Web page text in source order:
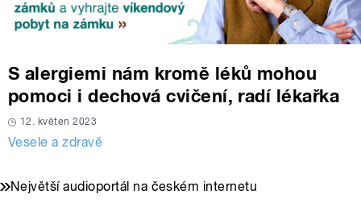
S alergiemi nám kromě léků mohou
pomoci i dechová cvičení, radí lékařka
12. květen 2023
Vesele a zdravě
Největší audioportál na českém internetu